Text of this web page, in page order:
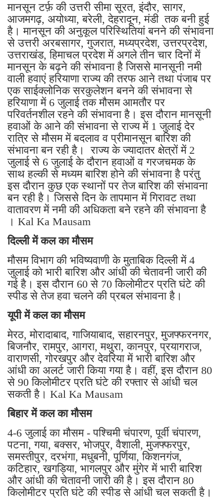
मानसून टर्फ़ की उत्तरी सीमा सूरत, इंदौर, सागर,
आजमगढ़, अयोध्या, बरेली, देहरादून, मंडी तक बनी हुई
है। मानसून की अनुकूल परिस्थितियां बनने की संभावना
से उत्तरी अरबसागर, गुजरात, मध्यप्रदेश, उत्तरप्रदेश,
उत्तराखंड, हिमाचल प्रदेश में अगले तीन चार दिनों में
मानसून के बढ़ने की संभावना है जिससे मानसूनी नमी
वाली हवाएं हरियाणा राज्य की तरफ आने तथा पंजाब पर
एक साईक्लोनिक सरकुलेशन बनने की संभावना से
हरियाणा में 6 जुलाई तक मौसम आमतौर पर
परिवर्तनशील रहने की संभावना है। इस दौरान मानसूनी
हवाओं के आने की संभावना से राज्य में 1 जुलाई देर
रात्रि से मौसम में बदलाव व प्रीमानसून बारिश की
संभावना बन रही है। राज्य के ज्यादातर क्षेत्रों में 2
जुलाई से 6 जुलाई के दौरान हवाओं व गरजचमक के
साथ हल्की से मध्यम बारिश होने की संभावना है परंतु
इस दौरान कुछ एक स्थानों पर तेज बारिश की संभावना
बन रही है। जिससे दिन के तापमान में गिरावट तथा
वातावरण में नमी की अधिकता बने रहने की संभावना है
। Kal Ka Mausam
दिल्ली में कल का मौसम
मौसम विभाग की भविष्यवाणी के मुताबिक दिल्ली में 4
जुलाई को भारी बारिश और आंधी की चेतावनी जारी की
गई है। इस दौरान 60 से 70 किलोमीटर प्रति घंटे की
स्पीड से तेज हवा चलने की प्रबल संभावना है।
यूपी में कल का मौसम
मेरठ, मोरादाबाद, गाजियाबाद, सहारनपुर, मुजफ्फरनगर,
बिजनौर, रामपुर, आगरा, मथुरा, कानपुर, प्रयागराज,
वाराणसी, गोरखपुर और देवरिया में भारी बारिश और
आंधी का अलर्ट जारी किया गया है। वहीं, इस दौरान 80
से 90 किलोमीटर प्रति घंटे की रफ्तार से आंधी चल
सकती है। Kal Ka Mausam
बिहार में कल का मौसम
4-6 जुलाई का मौसम - पश्चिमी चंपारण, पूर्वी चंपारण,
पटना, गया, बक्सर, भोजपुर, वैशाली, मुजफ्फरपुर,
समस्तीपुर, दरभंगा, मधुबनी, पूर्णिया, किशनगंज,
कटिहार, खगड़िया, भागलपुर और मुंगेर में भारी बारिश
और आंधी की चेतावनी जारी की है। इस दौरान 80
किलोमीटर प्रति घंटे की स्पीड से आंधी चल सकती है।